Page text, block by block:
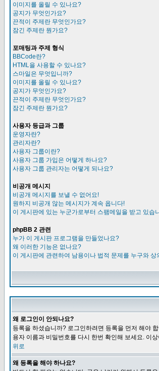
이미지를 올릴 수 있나요?
공지가 무엇인가요?
끈적이 주제란 무엇인가요?
잠긴 주제란 뭔가요?
포매팅과 주제 형식
BBCode란?
HTML을 사용할 수 있나요?
스마일은 무엇입니까?
이미지를 올릴 수 있나요?
공지가 무엇인가요?
끈적이 주제란 무엇인가요?
잠긴 주제란 뭔가요?
사용자 등급과 그룹
운영자란?
관리자란?
사용자 그룹이란?
사용자 그룹 가입은 어떻게 하나요?
사용자 그룹 관리자는 어떻게 되나요?
비공개 메시지
비공개 메시지를 보낼 수 없어요!
원하지 비공개 않는 메시지가 계속 옵니다!
이 게시판에 있는 누군가로부터 스팸메일을 받고 있습
phpBB 2 관련
누가 이 게시판 프로그램을 만들었나요?
왜 이러한 기능은 없나요?
이 게시판에 관련하여 남용이나 법적 문제를 누구와 상
왜 로그인이 안되나요?
등록을 하셨습니까? 로그인하려면 등록을 먼저 해야
용자 이름과 비밀번호를 다시 한번 확인해 보세요. 이
위로
왜 등록을 해야 하나요?